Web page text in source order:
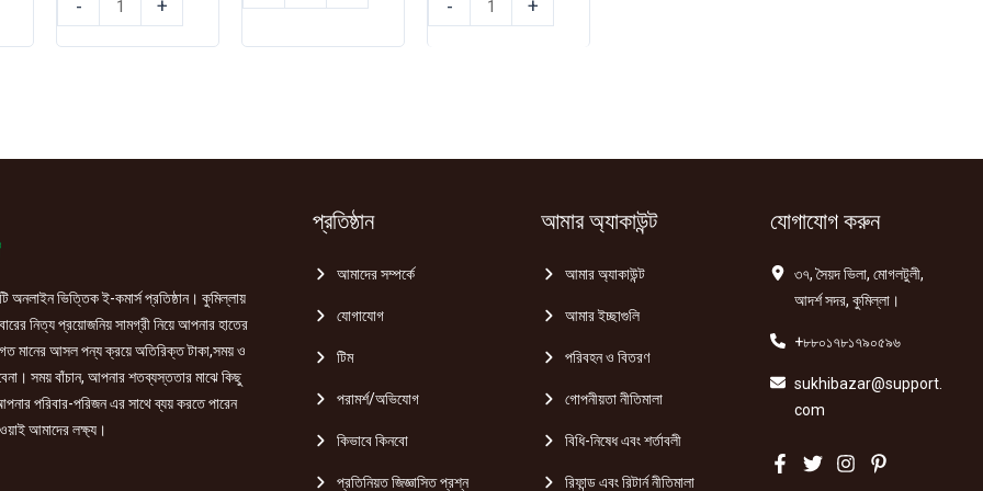
-
ফ্লোর
ক্লিনার
+
ফ্লোর
-
ফ্লোর
+
অনলাইন ভিত্তিক ই-কমার্স প্রতিষ্ঠান। কুমিল্লায়
নিত্য প্রয়োজনিয় সামগ্রী নিয়ে আপনার হাতের
মানের আসল পন্য ক্রয়ে অতিরিক্ত টাকা,সময় ও
সময় বাঁচান, আপনার শতব্যস্ততার মাঝে কিছু
পরিবার-পরিজন এর সাথে ব্যয় করতে পারেন
আমাদের লক্ষ্য।
প্রতিষ্ঠান
আমাদের সম্পর্কে
যোগাযোগ
টিম
পরামর্শ/অভিযোগ
কিভাবে কিনবো
প্রতিনিয়ত জিজ্ঞাসিত প্রশ্ন
আমার অ্যাকাউন্ট
আমার অ্যাকাউন্ট
আমার ইচ্ছাগুলি
পরিবহন ও বিতরণ
গোপনীয়তা নীতিমালা
বিধি-নিষেধ এবং শর্তাবলী
রিফান্ড এবং রিটার্ন নীতিমালা
যোগাযোগ করুন
৩৭, সৈয়দ ভিলা, মোগলটুলী,
আদর্শ সদর, কুমিল্লা।
+৮৮০১৭৮১৭৯০৫৯৬
sukhibazar@support.
com